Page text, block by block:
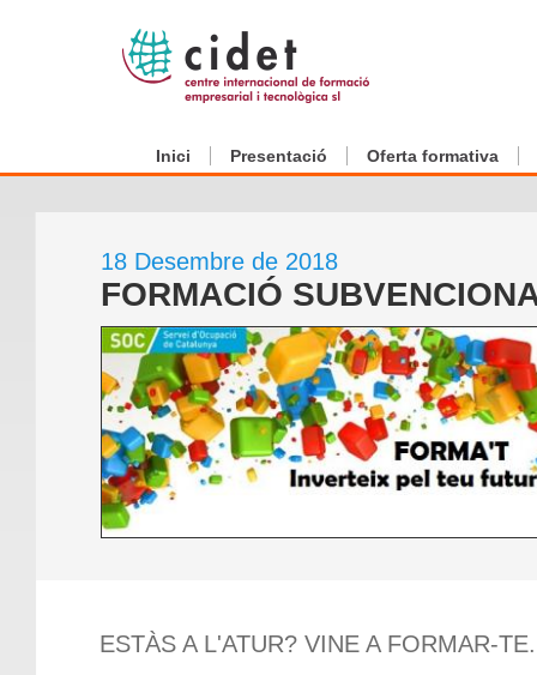
Inici Presentació Oferta formativa
18 Desembre de 2018
FORMACIÓ
ESTÀS A L'ATUR? VINE A FORMAR-